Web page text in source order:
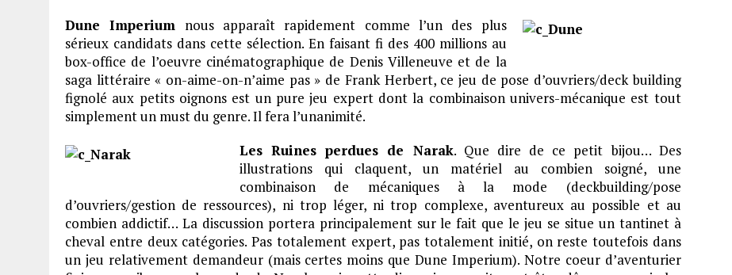
Dune Imperium nous apparaît rapidement comme l’un des plus
sérieux candidats dans cette sélection. En faisant fi des 400 millions au
box-office de l’oeuvre cinématographique de Denis Villeneuve et de la
saga littéraire « on-aime-on-n’aime pas » de Frank Herbert, ce jeu de pose d’ouvriers/deck building
fignolé aux petits oignons est un pure jeu expert dont la combinaison univers-mécanique est tout
simplement un must du genre. Il fera l’unanimité.
Les Ruines perdues de Narak. Que dire de ce petit bijou… Des
illustrations qui claquent, un matériel au combien soigné, une
combinaison de mécaniques à la mode (deckbuilding/pose
d’ouvriers/gestion de ressources), ni trop léger, ni trop complexe, aventureux au possible et au
combien addictif… La discussion portera principalement sur le fait que le jeu se situe un tantinet à
cheval entre deux catégories. Pas totalement expert, pas totalement initié, on reste toutefois dans
un jeu relativement demandeur (mais certes moins que Dune Imperium). Notre coeur d’aventurier